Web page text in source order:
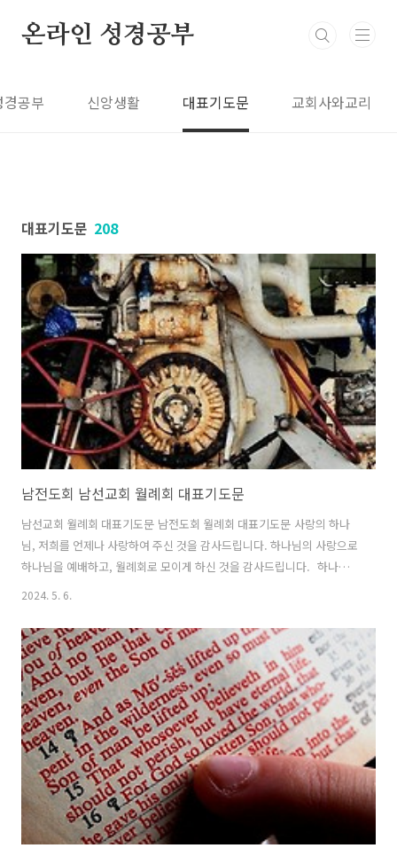
온라인 성경공부
경공부 신앙생활 대표기도문 교회사와교리
대표기도문 208
남전도회 남선교회 월례회 대표기도문
남선교회 월례회 대표기도문 남전도회 월례회 대표기도문 사랑의 하나
님, 저희를 언제나 사랑하여 주신 것을 감사드립니다. 하나님의 사랑으로
하나님을 예배하고, 월례회로 모이게 하신 것을 감사드립니다. 하나님
과 동행하기를 원하면서도 세상으로 나아갔던 저희들을 용서하여 주옵
할 때 평안을 주셨지만 하나님의 은혜에 감사하지 못했음을 고백합니
다. 오늘도 월례회를 통하여 다시 하나님의 선하신 뜻을 발견하고, 하나
님의 사업을 위하여 수고할 때 능력도 더하여 주옵소서. 이 시간 윌례회
에 참석한 모든 회원들을 붙들어 주시고, 특별히 인도하는 회장님과 임원
들을 기억하사 남선교회를 잘 이끌어 갈 수 있도록 역사하여 주옵소
서. 남선교회 월례회 대표기..
2024. 5. 6.